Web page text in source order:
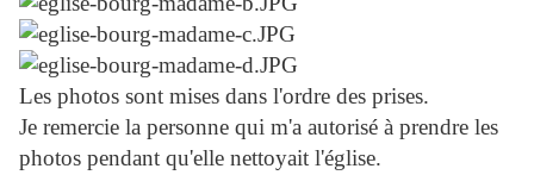
Les photos sont mises dans l'ordre des prises.
Je remercie la personne qui m'a autorisé à prendre les
photos pendant qu'elle nettoyait l'église.